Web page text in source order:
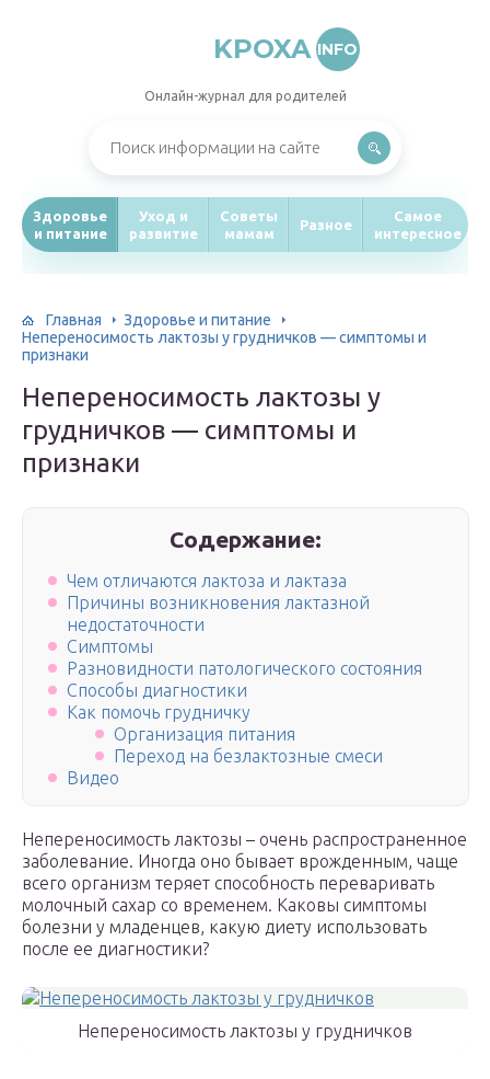
KPOXA INFO
Онлайн-журнал для родителей
Здоровье
и питание
Уход и
развитие
Советы
мамам
Разное
Самое
интересное
Главная
Здоровье и питание
Непереносимость лактозы у грудничков — симптомы и
признаки
Непереносимость лактозы у
грудничков — симптомы и
признаки
Содержание:
Чем отличаются лактоза и лактаза
Причины возникновения лактазной
недостаточности
Симптомы
Разновидности патологического состояния
Способы диагностики
Как помочь грудничку
Организация питания
Переход на безлактозные смеси
Видео
Непереносимость лактозы – очень распространенное
заболевание. Иногда оно бывает врожденным, чаще
всего организм теряет способность переваривать
молочный сахар со временем. Каковы симптомы
болезни у младенцев, какую диету использовать
после ее диагностики?
Непереносимость лактозы у грудничков